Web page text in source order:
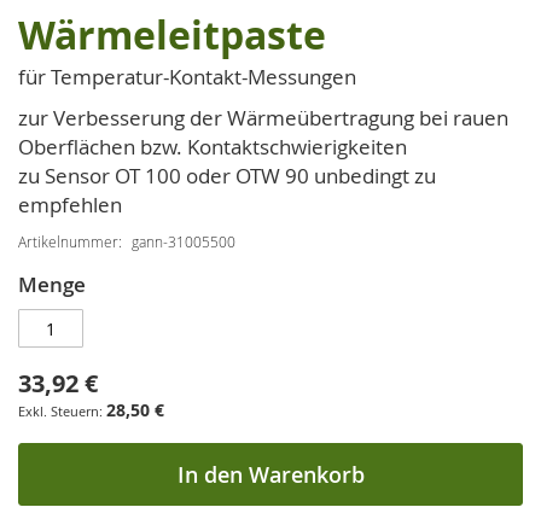
Zum
Anfang
der
Bildgalerie
springen
Wärmeleitpaste
für Temperatur-Kontakt-Messungen
zur Verbesserung der Wärmeübertragung bei rauen
Oberflächen bzw. Kontaktschwierigkeiten
zu Sensor OT 100 oder OTW 90 unbedingt zu
empfehlen
Artikelnummer gann-31005500
Menge
33,92 €
28,50 €
In den Warenkorb